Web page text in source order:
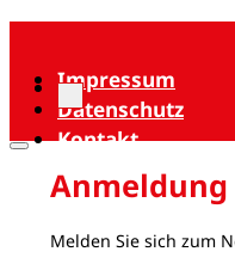
Impressum
Datenschutz
Kontakt
Melden Sie sich zum